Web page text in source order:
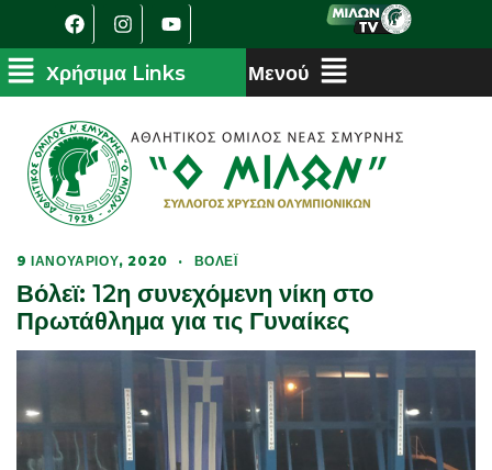
9 ΙΑΝΟΥΑΡΊΟΥ, 2020 · ΒΌΛΕΪ
Βόλεϊ: 12η συνεχόμενη νίκη στο
Πρωτάθλημα για τις Γυναίκες